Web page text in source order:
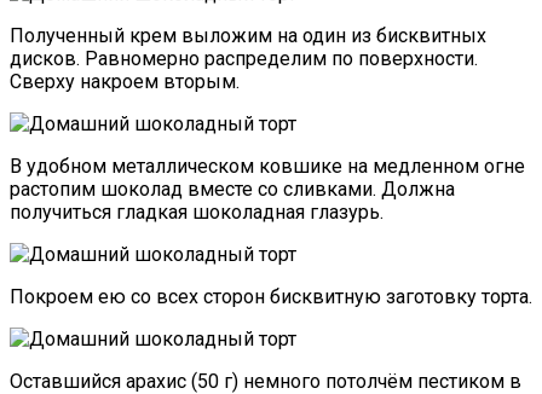
Полученный крем выложим на один из бисквитных
дисков. Равномерно распределим по поверхности.
Сверху накроем вторым.
В удобном металлическом ковшике на медленном огне
растопим шоколад вместе со сливками. Должна
получиться гладкая шоколадная глазурь.
Покроем ею со всех сторон бисквитную заготовку торта.
Оставшийся арахис (50 г) немного потолчём пестиком в